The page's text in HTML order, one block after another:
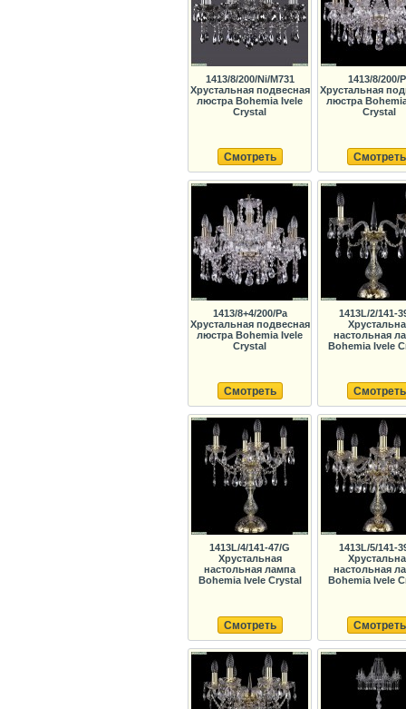
1413/8/200/Ni/M731
Хрустальная подвесная
люстра Bohemia Ivele
Crystal
Смотреть
1413/8/200/
Хрустальная
люстра
Crystal
Смотреть
1413/8+4/200/Pa
Хрустальная подвесная
люстра Bohemia Ivele
Crystal
Смотреть
1413L/2/141-
настольная
Bohemia Ivele
Смотреть
1413L/4/141-47/G
Хрустальная
настольная лампа
Bohemia Ivele Crystal
Смотреть
1413L/5/141-
настольная
Bohemia Ivele
Смотреть